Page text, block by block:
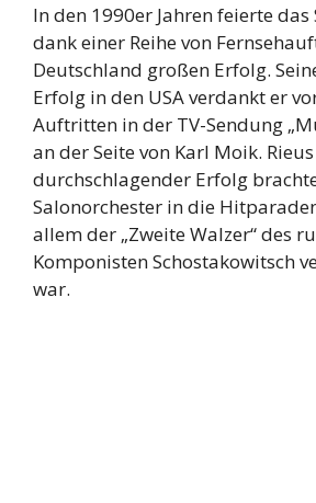
In den 1990er Jahren feierte
dank einer Reihe von
Deutschland großen Erfolg.
Erfolg in den USA verdankt er
Auftritten in der TV-Sendung
an der Seite von Karl Moik. Rieus
durchschlagender Erfolg
Salonorchester in die
allem der „Zweite Walzer“ des
Komponisten Schostakowitsch
war.